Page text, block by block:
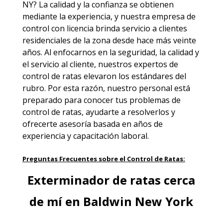
NY? La calidad y la confianza se obtienen
mediante la experiencia, y nuestra empresa de
control con licencia brinda servicio a clientes
residenciales de la zona desde hace más veinte
años. Al enfocarnos en la seguridad, la calidad y
el servicio al cliente, nuestros expertos de
control de ratas elevaron los estándares del
rubro. Por esta razón, nuestro personal está
preparado para conocer tus problemas de
control de ratas, ayudarte a resolverlos y
ofrecerte asesoría basada en años de
experiencia y capacitación laboral.
Preguntas Frecuentes sobre el Control de Ratas:
Exterminador de ratas cerca
de mí en Baldwin New York